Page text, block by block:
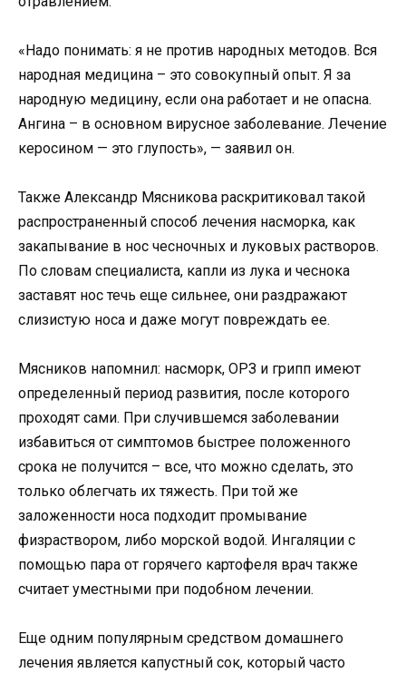
«Надо понимать: я не против народных методов. Вся
народная медицина – это совокупный опыт. Я за
народную медицину, если она работает и не опасна.
Ангина – в основном вирусное заболевание. Лечение
керосином — это глупость», — заявил он.
Также Александр Мясникова раскритиковал такой
распространенный способ лечения насморка, как
закапывание в нос чесночных и луковых растворов.
По словам специалиста, капли из лука и чеснока
заставят нос течь еще сильнее, они раздражают
слизистую носа и даже могут повреждать ее.
Мясников напомнил: насморк, ОРЗ и грипп имеют
определенный период развития, после которого
проходят сами. При случившемся заболевании
избавиться от симптомов быстрее положенного
срока не получится – все, что можно сделать, это
только облегчать их тяжесть. При той же
заложенности носа подходит промывание
физраствором, либо морской водой. Ингаляции с
помощью пара от горячего картофеля врач также
считает уместными при подобном лечении.
Еще одним популярным средством домашнего
лечения является капустный сок, который часто